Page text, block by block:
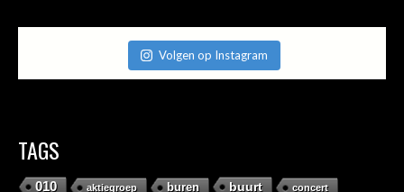
Volgen op Instagram
TAGS
010 aktiegroep buren buurt concert